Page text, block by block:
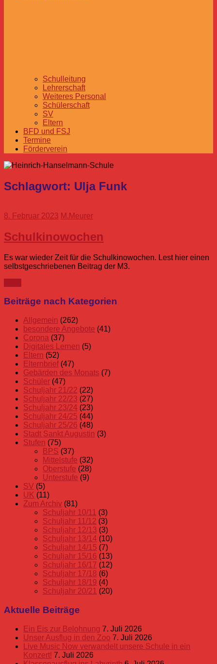
Schulleitung
Lehrerschaft
Weiteres Personal
Schülerschaft
SV
Eltern
BFD und FSJ
Termine
Förderverein
Schlagwort: Ulja Funk
8. Februar 2023 M.Meurer
Schulkinowochen
Es war wieder Zeit für die Schulkinowochen. Lest hier einen
selbstgeschriebenen Beitrag der M3.
Beiträge nach Kategorien
Allgemein (262)
besondere Angebote (41)
Corona (37)
Digitales Lernen (5)
Eltern (52)
Elternbrief(47)
Gebärden des Monats (7)
Schüler (47)
Schuljahr 21/22 (22)
Schuljahr 22/23 (27)
Schuljahr 23/24 (23)
Schuljahr 24/25 (44)
Schuljahr 25/26 (48)
Stadt Sankt Augustin (3)
Stufen (75)
BPS (37)
Mittelstufe (32)
Oberstufe (28)
Unterstufe (9)
SV (5)
UK (11)
Zum Archiv (81)
Schuljahr 10/11 (3)
Schuljahr 11/12 (3)
Schuljahr 12/13 (3)
Schuljahr 13/14 (10)
Schuljahr 14/15 (7)
Schuljahr 15/16 (13)
Schuljahr 16/17 (12)
Schuljahr 17/18 (6)
Schuljahr 18/19 (4)
Schuljahr 20/21 (20)
Aktuelle Beiträge
Ein Eis zur Belohnung 7. Juli 2026
Unser Ausflug in den Zoo 7. Juli 2026
Live Music Now verwandelt unsere Schule in ein
Konzert! 7. Juli 2026